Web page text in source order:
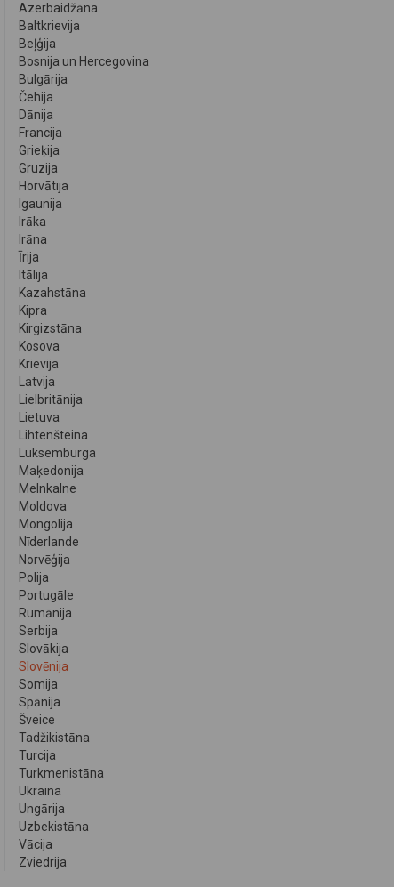
Azerbaidžāna
Baltkrievija
Beļģija
Bosnija un Hercegovina
Bulgārija
Čehija
Dānija
Francija
Grieķija
Gruzija
Horvātija
Igaunija
Irāka
Irāna
Īrija
Itālija
Kazahstāna
Kipra
Kirgizstāna
Kosova
Krievija
Latvija
Lielbritānija
Lietuva
Lihtenšteina
Luksemburga
Maķedonija
Melnkalne
Moldova
Mongolija
Nīderlande
Norvēģija
Polija
Portugāle
Rumānija
Serbija
Slovākija
Slovēnija
Somija
Spānija
Šveice
Tadžikistāna
Turcija
Turkmenistāna
Ukraina
Ungārija
Uzbekistāna
Vācija
Zviedrija